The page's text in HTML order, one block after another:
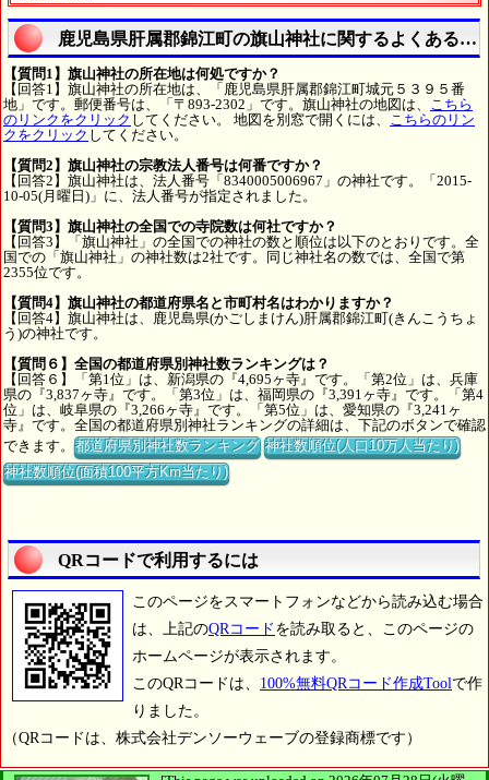
鹿児島県肝属郡錦江町の旗山神社に関するよくある質
【質問1】旗山神社の所在地は何処ですか？
【回答1】旗山神社の所在地は、「鹿児島県肝属郡錦江町城元５３９５番
地」です。郵便番号は、「〒893-2302」です。旗山神社の地図は、
こちら
のリンクをクリック してください。 地図を別窓で開くには、
こちらのリン
クをクリック してください。
【質問2】旗山神社の宗教法人番号は何番ですか？
【回答2】旗山神社は、法人番号「8340005006967」の神社です。「2015-
10-05(月曜日)」に、法人番号が指定されました。
【質問3】旗山神社の全国での寺院数は何社ですか？
【回答3】「旗山神社」の全国での神社の数と順位は以下のとおりです。全
国での「旗山神社」の神社数は2社です。同じ神社名の数では、全国で第
2355位です。
【質問4】旗山神社の都道府県名と市町村名はわかりますか？
【回答4】旗山神社は、鹿児島県(かごしまけん)肝属郡錦江町(きんこうちょ
う)の神社です。
【質問６】全国の都道府県別神社数ランキングは？
【回答６】「第1位」は、新潟県の『4,695ヶ寺』です。「第2位」は、兵庫
県の『3,837ヶ寺』です。「第3位」は、福岡県の『3,391ヶ寺』です。「第4
位」は、岐阜県の『3,266ヶ寺』です。「第5位」は、愛知県の『3,241ヶ
寺』です。全国の都道府県別神社ランキングの詳細は、下記のボタンで確認
できます。都道府県別神社数ランキング 神社数順位(人口10万人当たり)
神社数順位(面積100平方Km当たり)
QRコードで利用するには
このページをスマートフォンなどから読み込む場合
は、上記のQRコード を読み取ると、このページの
ホームページが表示されます。
このQRコードは、 100%無料QRコード作成Tool で作
りました。
（QRコードは、株式会社デンソーウェーブの登録商標です）